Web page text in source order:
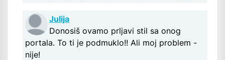
Julija
Donosiš ovamo prljavi stil sa onog
portala. To ti je podmuklo!! Ali moj problem -
nije!